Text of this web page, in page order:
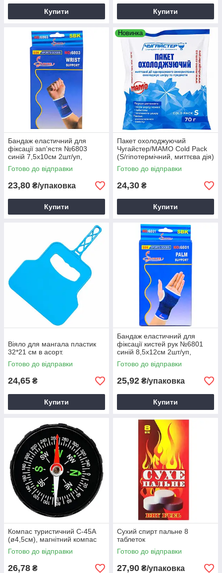
Купити Купити
Бандаж еластичний для
фіксації зап'ястя №6803
синій 7,5х10см 2шт/уп,
Бандаж на кисть, Бандаж для
фіксації
Готово до відправки
23,80 ₴/упаковка
Купити
Новинка
Пакет охолоджуючий
Чугайстер/МАМО Cold Pack
(S/гіпотермічний, миттєва дія)
70 г
Готово до відправки
24,30 ₴
Купити
Віяло для мангала пластик
32*21 см в асорт.
Готово до відправки
24,65 ₴
Купити
Бандаж еластичний для
фіксації кистей рук №6801
синій 8,5х12см 2шт/уп,
фіксатор зап'ястя еластичний
Готово до відправки
25,92 ₴/упаковка
Купити
Компас туристичний C-45A
(ø4,5см), магнітний компас
Готово до відправки
26,78 ₴
Сухий спирт пальне 8
таблеток
Готово до відправки
27,90 ₴/упаковка